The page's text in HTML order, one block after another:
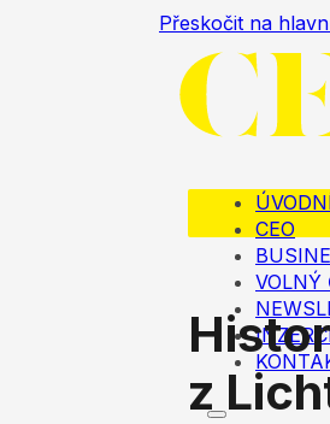
Přeskočit na
CEO
VOLNÝ
z